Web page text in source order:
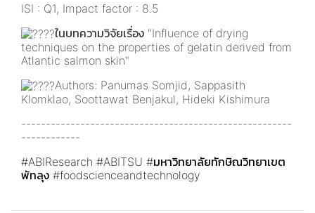
ISI : Q1, Impact factor : 8.5
ในบทความวิจัยเรื่อง "Influence of drying
techniques on the properties of gelatin derived from
Atlantic salmon skin"
Authors: Panumas Somjid, Sappasith
Klomklao, Soottawat Benjakul, Hideki Kishimura
-------------------------------------------------------
------------
#ABIResearch #ABITSU #มหาวิทยาลัยทักษิณวิทยาเขต
พัทลุง #foodscienceandtechnology